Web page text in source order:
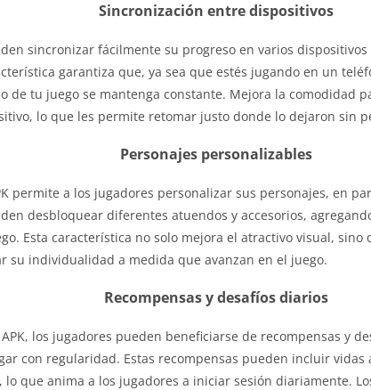
Sincronización entre dispositivos
sincronizar fácilmente su progreso en varios
garantiza que, ya sea que estés jugando en un
de tu juego se mantenga constante. Mejora la comodidad
lo que les permite retomar justo donde lo dejaron sin
Personajes personalizables
permite a los jugadores personalizar sus personajes, en
desbloquear diferentes atuendos y accesorios,
Esta característica no solo mejora el atractivo visual,
su individualidad a medida que avanzan en el juego.
Recompensas y desafíos diarios
los jugadores pueden beneficiarse de recompensas y
con regularidad. Estas recompensas pueden incluir vidas
lo que anima a los jugadores a iniciar sesión diariamente.